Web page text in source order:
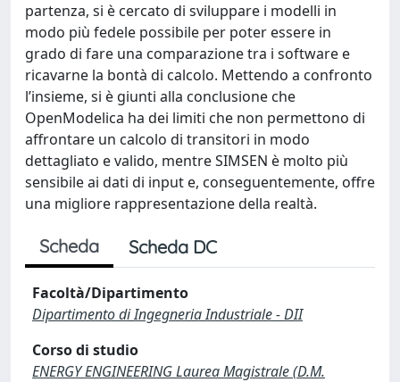
partenza, si è cercato di sviluppare i modelli in
modo più fedele possibile per poter essere in
grado di fare una comparazione tra i software e
ricavarne la bontà di calcolo. Mettendo a confronto
l’insieme, si è giunti alla conclusione che
OpenModelica ha dei limiti che non permettono di
affrontare un calcolo di transitori in modo
dettagliato e valido, mentre SIMSEN è molto più
sensibile ai dati di input e, conseguentemente, offre
una migliore rappresentazione della realtà.
Scheda Scheda DC
Facoltà/Dipartimento
Dipartimento di Ingegneria Industriale - DII
Corso di studio
ENERGY ENGINEERING Laurea Magistrale (D.M.